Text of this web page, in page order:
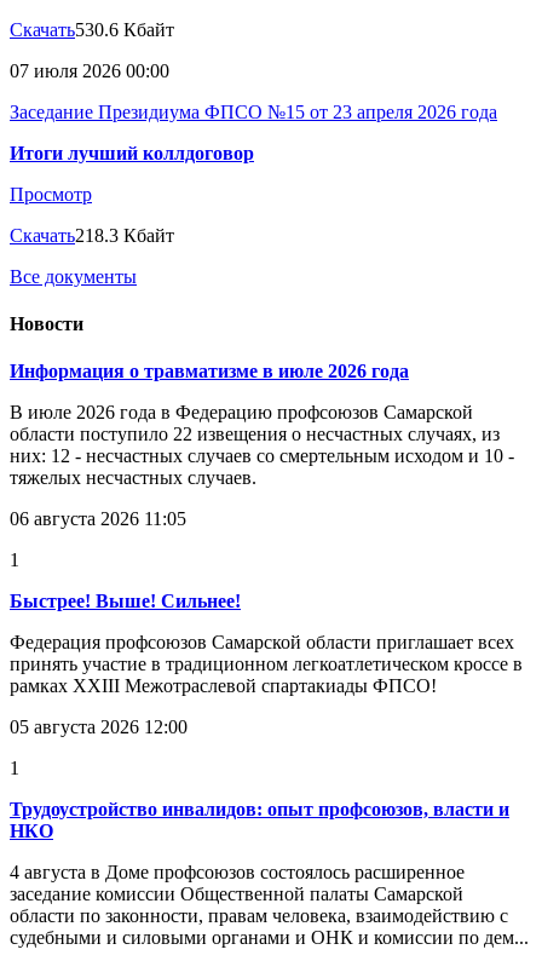
Скачать530.6 Кбайт
07 июля 2026 00:00
Заседание Президиума ФПСО №15 от 23 апреля 2026 года
Итоги лучший коллдоговор
Просмотр
Скачать218.3 Кбайт
Все документы
Новости
Информация о травматизме в июле 2026 года
В июле 2026 года в Федерацию профсоюзов Самарской
области поступило 22 извещения о несчастных случаях, из
них: 12 - несчастных случаев со смертельным исходом и 10 -
тяжелых несчастных случаев.
06 августа 2026 11:05
1
Быстрее! Выше! Сильнее!
Федерация профсоюзов Самарской области приглашает всех
принять участие в традиционном легкоатлетическом кроссе в
рамках XXIII Межотраслевой спартакиады ФПСО!
05 августа 2026 12:00
1
Трудоустройство инвалидов: опыт профсоюзов, власти и
НКО
4 августа в Доме профсоюзов состоялось расширенное
заседание комиссии Общественной палаты Самарской
области по законности, правам человека, взаимодействию с
судебными и силовыми органами и ОНК и комиссии по дем...